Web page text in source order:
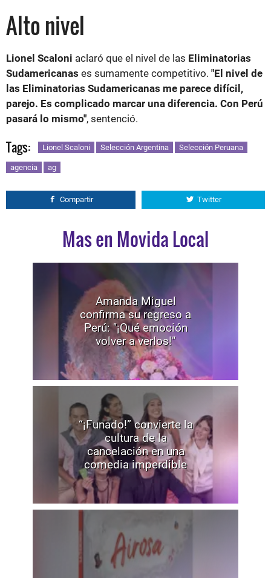
Alto nivel
Lionel Scaloni aclaró que el nivel de las Eliminatorias
Sudamericanas es sumamente competitivo. "El nivel de
las Eliminatorias Sudamericanas me parece difícil,
parejo. Es complicado marcar una diferencia. Con Perú
pasará lo mismo", sentenció.
Tags: Lionel Scaloni Selección Argentina Selección Peruana
agencia ag
Compartir Twitter
Mas en Movida Local
Amanda Miguel
confirma su regreso a
Perú: "¡Qué emoción
volver a verlos!"
“¡Funado!” convierte la
cultura de la
cancelación en una
comedia imperdible